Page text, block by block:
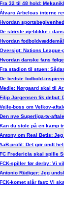
Fra 32 til 48 hold:
Álvaro Arbeloas interne
Hvordan
De største øjeblikke i
Hvordan
Oversigt: Nations League-
Hvordan danske fans
Fra stadion til stuen:
De bedste fodbold-
Medie: Nørgaard skal til
Filip Jørgensen fik debut:
Vejle-boss om Velkov-
Den nye Superliga-tv-
Kan du stole på en kamp
Antony om Real Betis:
profil: Det gør ondt
FC Fredericia skal spille
FCK-spiller før derby: Vi
Antonio Rüdiger: Jeg
FCK-komet slår fast: Vi